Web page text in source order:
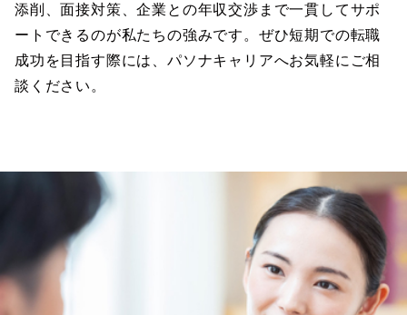
添削、面接対策、企業との年収交渉まで一貫してサポ
ートできるのが私たちの強みです。ぜひ短期での転職
成功を目指す際には、パソナキャリアへお気軽にご相
談ください。